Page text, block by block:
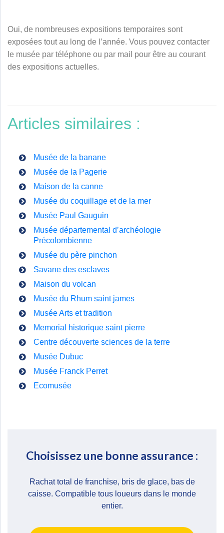
Oui, de nombreuses expositions temporaires sont
exposées tout au long de l’année. Vous pouvez contacter
le musée par téléphone ou par mail pour être au courant
des expositions actuelles.
Articles similaires :
Musée de la banane
Musée de la Pagerie
Maison de la canne
Musée du coquillage et de la mer
Musée Paul Gauguin
Musée départemental d’archéologie
Précolombienne
Musée du père pinchon
Savane des esclaves
Maison du volcan
Musée du Rhum saint james
Musée Arts et tradition
Memorial historique saint pierre
Centre découverte sciences de la terre
Musée Dubuc
Musée Franck Perret
Ecomusée
Choisissez une bonne assurance :
Rachat total de franchise, bris de glace, bas de
caisse. Compatible tous loueurs dans le monde
entier.